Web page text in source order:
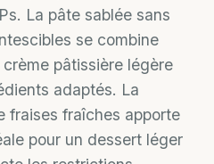
La pâte sablée sans
se combine
pâtissière légère
adaptés. La
fraises fraîches apporte
pour un dessert léger